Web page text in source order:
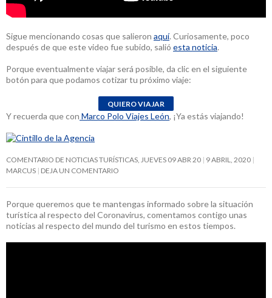
Sigue mencionando cosas que salieron aquí. Curiosamente, poco
después de que este video fue subido, salió esta noticia.
Porque eventualmente viajar será posible, da clic en el siguiente
botón para que podamos cotizar tu próximo viaje:
Y recuerda que con Marco Polo Viajes León, ¡Ya estás viajando!
COMENTARIO DE NOTICIAS TURÍSTICAS, JUEVES 09 ABR 20 9 ABRIL, 2020
MARCUS DEJA UN COMENTARIO
Porque queremos que te mantengas informado sobre la situación
turística al respecto del Coronavirus, comentamos contigo unas
noticias al respecto del mundo del turismo en estos tiempos.